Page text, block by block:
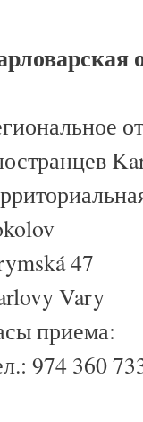
47
Vary
приема:
974 360